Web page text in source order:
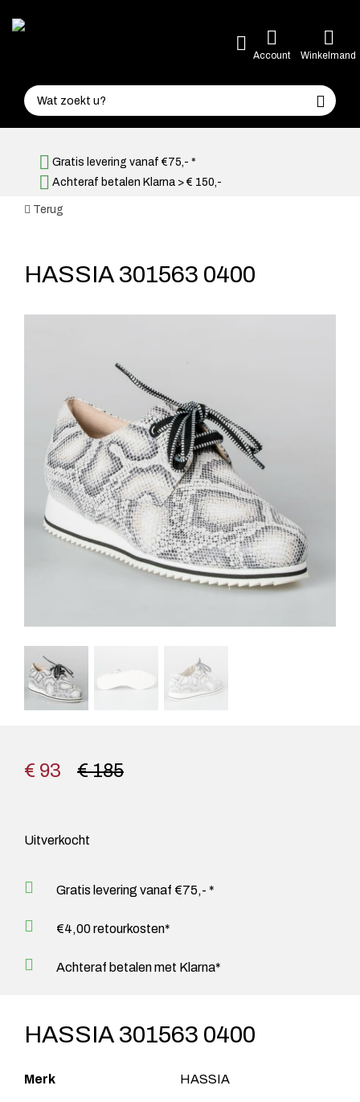
Account Winkelmand
Gratis levering vanaf €75,- *
Achteraf betalen Klarna > € 150,-
Terug
HASSIA 301563 0400
€ 185
€ 93
Uitverkocht
Gratis levering vanaf €75,- *
€4,00 retourkosten*
Achteraf betalen met Klarna*
HASSIA 301563 0400
Merk HASSIA